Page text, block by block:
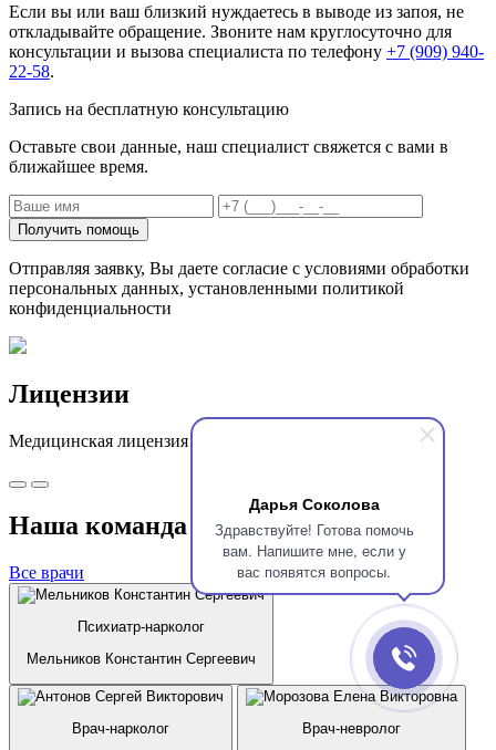
Дарья Соколова
Здравствуйте! Готова помочь
вам. Напишите мне, если у
вас появятся вопросы.
Если вы или ваш близкий нуждаетесь в выводе из запоя, не
откладывайте обращение. Звоните нам круглосуточно для
консультации и вызова специалиста по телефону +7 (909) 940-
22-58.
Запись на бесплатную консультацию
Оставьте свои данные, наш специалист свяжется с вами в
ближайшее время.
Получить помощь
Отправляя заявку, Вы даете согласие с условиями обработки
персональных данных, установленными политикой
конфиденциальности
Лицензии
Медицинская лицензия № Л041-01125-54/00960164.
Наша команда
Все врачи
Психиатр-нарколог
Мельников Константин Сергеевич
Врач-нарколог Врач-невролог